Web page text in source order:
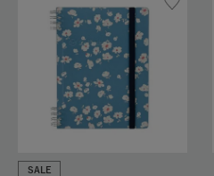
SALE